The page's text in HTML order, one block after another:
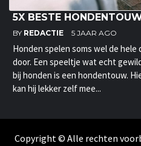
5X BESTE
BY REDACTIE 5 JAAR AGO
Honden spelen soms wel de hele
door. Een speeltje wat echt
bij honden is een hondentouw.
kan hij lekker zelf mee...
Copyright © Alle rechten